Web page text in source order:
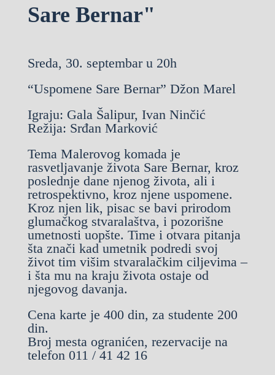
Sare Bernar"
Sreda, 30. septembar u 20h
“Uspomene Sare Bernar” Džon Marel
Igraju: Gala Šalipur, Ivan Ninčić
Režija: Srđan Marković
Tema Malerovog komada je
rasvetljavanje života Sare Bernar, kroz
poslednje dane njenog života, ali i
retrospektivno, kroz njene uspomene.
Kroz njen lik, pisac se bavi prirodom
glumačkog stvaralaštva, i pozorišne
umetnosti uopšte. Time i otvara pitanja
šta znači kad umetnik podredi svoj
život tim višim stvaralačkim ciljevima –
i šta mu na kraju života ostaje od
njegovog davanja.
Cena karte je 400 din, za studente 200
din.
Broj mesta ogranićen, rezervacije na
telefon 011 / 41 42 16